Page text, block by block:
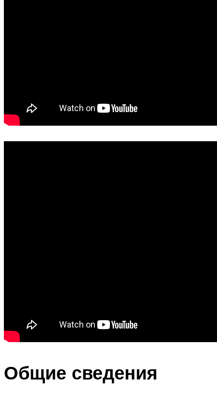
Общие сведения